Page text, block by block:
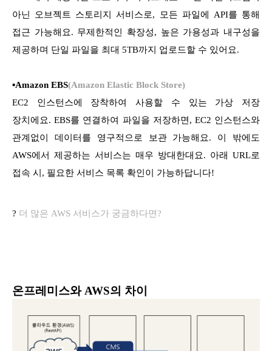
아닌 오브젝트 스토리지 서비스로, 모든 파일에 API를 통해
접근 가능해요. 무제한적인 확장성, 높은 가용성과 내구성을
제공하며 단일 파일을 최대 5TB까지 업로드할 수 있어요.
▪Amazon EBS(Amazon Elastic Block Store)
EC2 인스턴스에 장착하여 사용할 수 있는 가상 저장
장치에요. EBS를 연결하여 파일을 저장하면, EC2 인스턴스와
관계없이 데이터를 영구적으로 보관 가능해요. 이 밖에도
AWS에서 제공하는 서비스는 매우 방대한대요. 아래 URL로
접속 시, 필요한 서비스 목록 확인이 가능하답니다!
? 더 많은 AWS 서비스가 궁금하다면?
온프레미스와 AWS의 차이